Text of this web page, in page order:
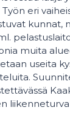
eri
kunnat,
muita
useita